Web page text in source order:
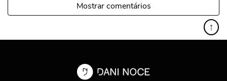
Mostrar comentários
↑